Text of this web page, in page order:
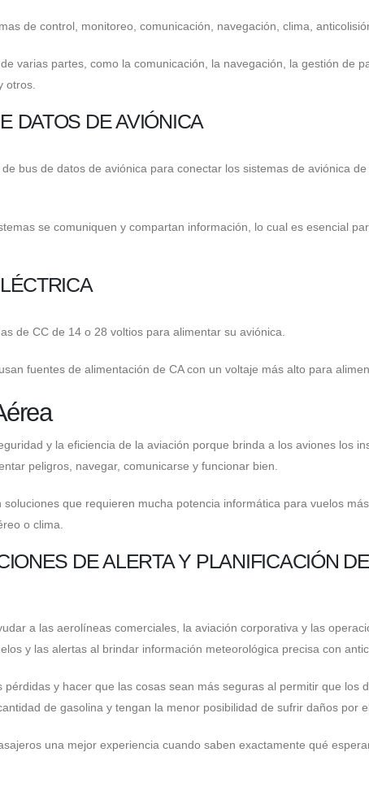
de control, monitoreo, comunicación, navegación, clima,
varias partes, como la comunicación, la navegación, la gestión de
otros.
DATOS DE AVIÓNICA
bus de datos de aviónica para conectar los sistemas de aviónica
se comuniquen y compartan información, lo cual es esencial
de CC de 14 o 28 voltios para alimentar su aviónica.
fuentes de alimentación de CA con un voltaje más alto para
y la eficiencia de la aviación porque brinda a los aviones los
peligros, navegar, comunicarse y funcionar bien.
que requieren mucha potencia informática para vuelos más
o clima.
DE ALERTA Y PLANIFICACIÓN DE
a las aerolíneas comerciales, la aviación corporativa y las
y las alertas al brindar información meteorológica precisa con
y hacer que las cosas sean más seguras al permitir que los
de gasolina y tengan la menor posibilidad de sufrir daños por
una mejor experiencia cuando saben exactamente qué